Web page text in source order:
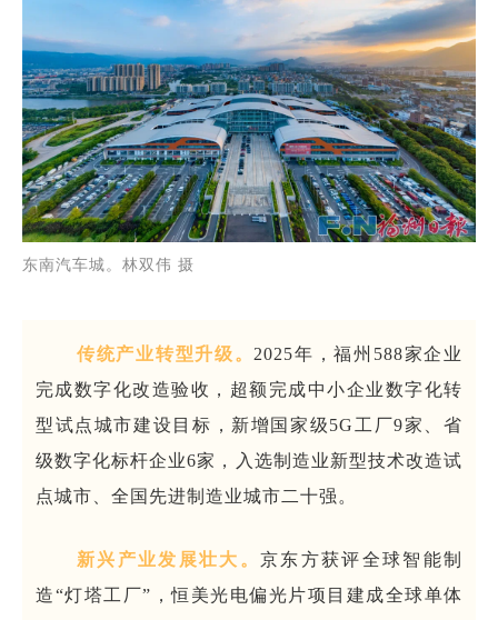
东南汽车城。林双伟 摄
传统产业转型升级。 2025年，福州588家企业
完成数字化改造验收，超额完成中小企业数字化转
型试点城市建设目标，新增国家级5G工厂9家、省
级数字化标杆企业6家，入选制造业新型技术改造试
点城市、全国先进制造业城市二十强。
新兴产业发展壮大。 京东方获评全球智能制
造“灯塔工厂”，恒美光电偏光片项目建成全球单体